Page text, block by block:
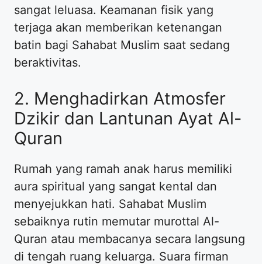
sangat leluasa. Keamanan fisik yang
terjaga akan memberikan ketenangan
batin bagi Sahabat Muslim saat sedang
beraktivitas.
2. Menghadirkan Atmosfer
Dzikir dan Lantunan Ayat Al-
Quran
Rumah yang ramah anak harus memiliki
aura spiritual yang sangat kental dan
menyejukkan hati. Sahabat Muslim
sebaiknya rutin memutar murottal Al-
Quran atau membacanya secara langsung
di tengah ruang keluarga. Suara firman